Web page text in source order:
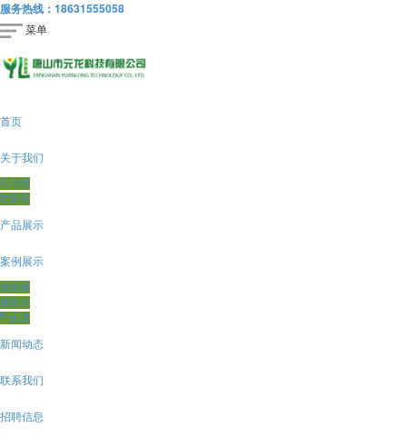
服务热线： 18631555058
菜单
首页
关于我们
介绍
荣誉
产品展示
案例展示
视频
展示
反馈
新闻动态
联系我们
招聘信息